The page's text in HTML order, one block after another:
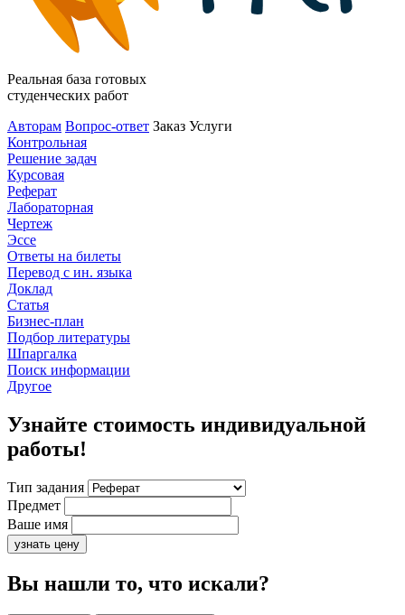
Реальная база готовых
студенческих работ
Авторам Вопрос-ответ Заказ Услуги
Контрольная
Решение задач
Курсовая
Реферат
Лабораторная
Чертеж
Эссе
Ответы на билеты
Перевод с ин. языка
Доклад
Статья
Бизнес-план
Подбор литературы
Шпаргалка
Поиск информации
Другое
Узнайте стоимость индивидуальной
работы!
Тип задания
Предмет
Ваше имя
узнать цену
Вы нашли то, что искали?